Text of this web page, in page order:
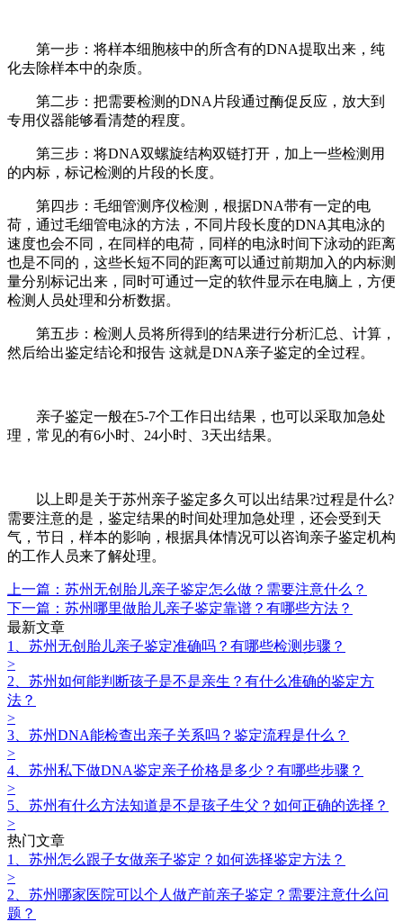
第一步：将样本细胞核中的所含有的DNA提取出来，纯
化去除样本中的杂质。
第二步：把需要检测的DNA片段通过酶促反应，放大到
专用仪器能够看清楚的程度。
第三步：将DNA双螺旋结构双链打开，加上一些检测用
的内标，标记检测的片段的长度。
第四步：毛细管测序仪检测，根据DNA带有一定的电
荷，通过毛细管电泳的方法，不同片段长度的DNA其电泳的
速度也会不同，在同样的电荷，同样的电泳时间下泳动的距离
也是不同的，这些长短不同的距离可以通过前期加入的内标测
量分别标记出来，同时可通过一定的软件显示在电脑上，方便
检测人员处理和分析数据。
第五步：检测人员将所得到的结果进行分析汇总、计算，
然后给出鉴定结论和报告 这就是DNA亲子鉴定的全过程。
亲子鉴定一般在5-7个工作日出结果，也可以采取加急处
理，常见的有6小时、24小时、3天出结果。
以上即是关于苏州亲子鉴定多久可以出结果?过程是什么?
需要注意的是，鉴定结果的时间处理加急处理，还会受到天
气，节日，样本的影响，根据具体情况可以咨询亲子鉴定机构
的工作人员来了解处理。
上一篇：苏州无创胎儿亲子鉴定怎么做？需要注意什么？
下一篇：苏州哪里做胎儿亲子鉴定靠谱？有哪些方法？
最新文章
1、苏州无创胎儿亲子鉴定准确吗？有哪些检测步骤？
>
2、苏州如何能判断孩子是不是亲生？有什么准确的鉴定方
法？
>
3、苏州DNA能检查出亲子关系吗？鉴定流程是什么？
>
4、苏州私下做DNA鉴定亲子价格是多少？有哪些步骤？
>
5、苏州有什么方法知道是不是孩子生父？如何正确的选择？
>
热门文章
1、苏州怎么跟子女做亲子鉴定？如何选择鉴定方法？
>
2、苏州哪家医院可以个人做产前亲子鉴定？需要注意什么问
题？